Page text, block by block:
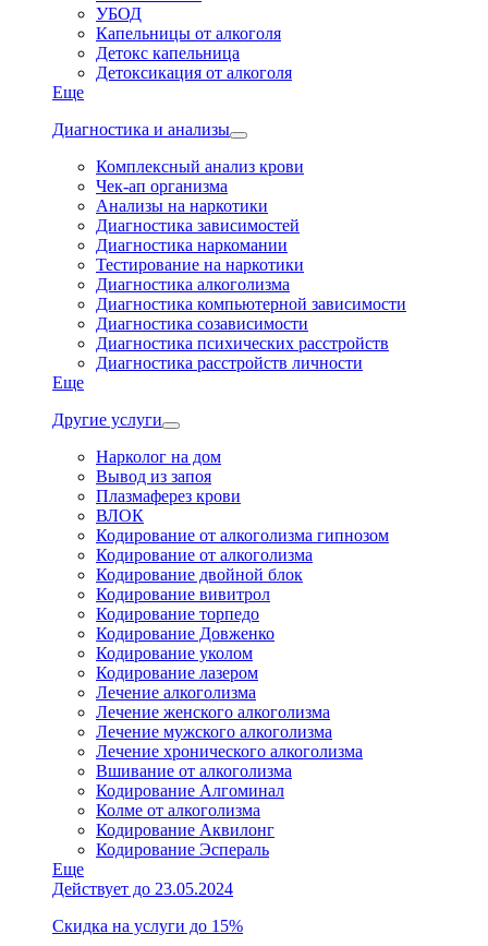
УБОД
Капельницы от алкоголя
Детокс капельница
Детоксикация от алкоголя
Еще
Диагностика и анализы
Комплексный анализ крови
Чек-ап организма
Анализы на наркотики
Диагностика зависимостей
Диагностика наркомании
Тестирование на наркотики
Диагностика алкоголизма
Диагностика компьютерной зависимости
Диагностика созависимости
Диагностика психических расстройств
Диагностика расстройств личности
Еще
Другие услуги
Нарколог на дом
Вывод из запоя
Плазмаферез крови
ВЛОК
Кодирование от алкоголизма гипнозом
Кодирование от алкоголизма
Кодирование двойной блок
Кодирование вивитрол
Кодирование торпедо
Кодирование Довженко
Кодирование уколом
Кодирование лазером
Лечение алкоголизма
Лечение женского алкоголизма
Лечение мужского алкоголизма
Лечение хронического алкоголизма
Вшивание от алкоголизма
Кодирование Алгоминал
Колме от алкоголизма
Кодирование Аквилонг
Кодирование Эспераль
Еще
Действует до 23.05.2024
Скидка на услуги до 15%